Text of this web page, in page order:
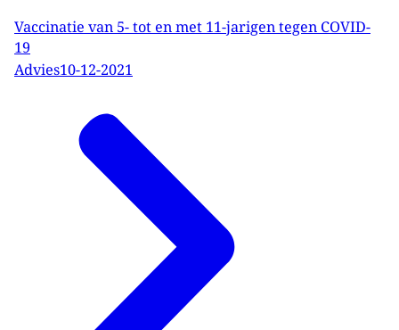
Vaccinatie van 5- tot en met 11-jarigen tegen COVID-
19
Advies10-12-2021